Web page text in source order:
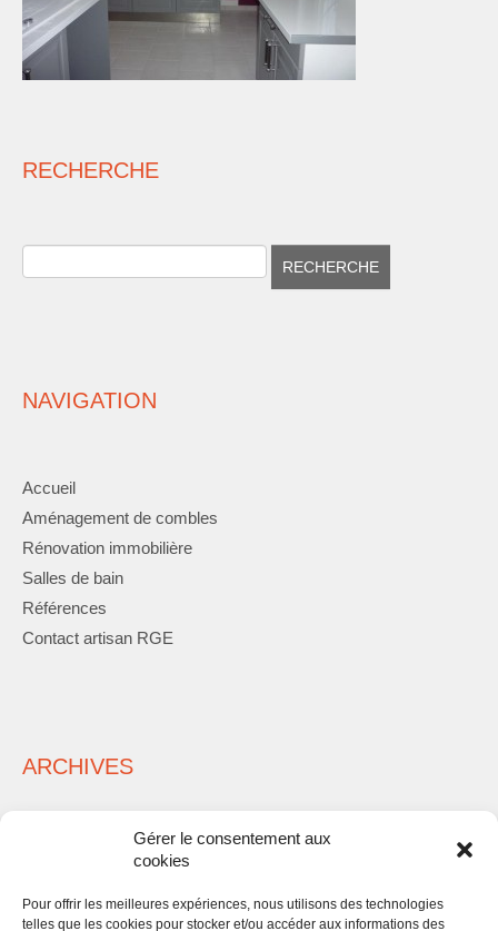
Gérer le consentement aux
cookies
Pour offrir les meilleures expériences, nous utilisons des technologies
telles que les cookies pour stocker et/ou accéder aux informations des
RECHERCHE
NAVIGATION
Accueil
Aménagement de combles
Rénovation immobilière
Salles de bain
Références
Contact artisan RGE
ARCHIVES